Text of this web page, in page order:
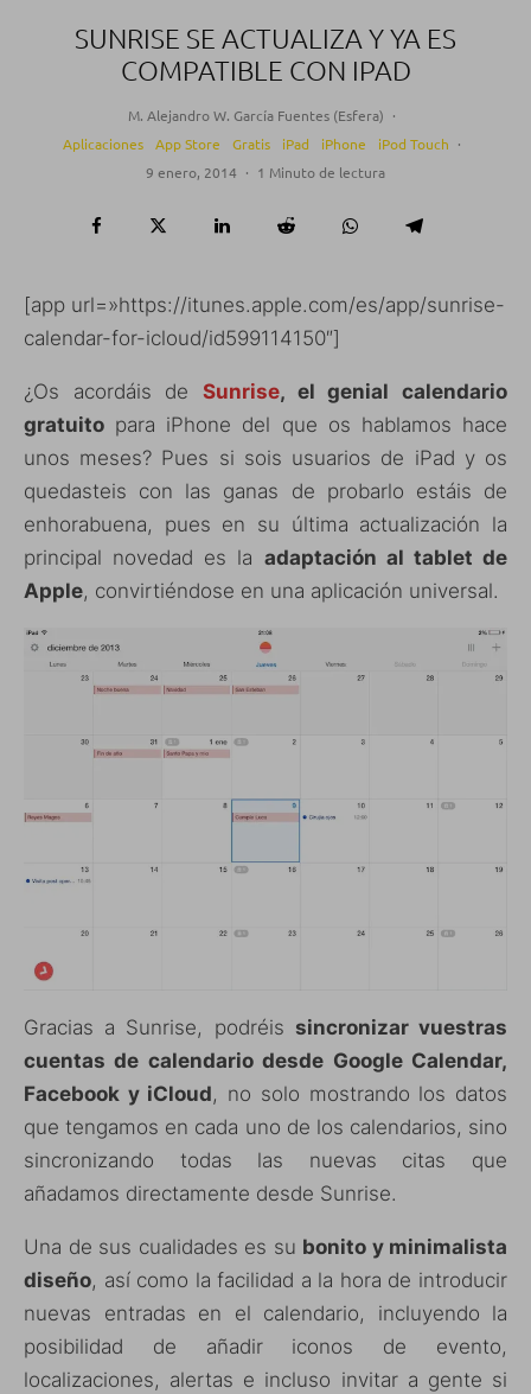
SUNRISE SE ACTUALIZA Y YA ES
COMPATIBLE CON IPAD
M. Alejandro W. García Fuentes (Esfera) ·
Aplicaciones
App Store Gratis iPad iPhone iPod Touch ·
9 enero, 2014 · 1 Minuto de lectura
[app url=»https://itunes.apple.com/es/app/sunrise-
calendar-for-icloud/id599114150″]
¿Os acordáis de Sunrise, el genial calendario
gratuito para iPhone del que os hablamos hace
unos meses? Pues si sois usuarios de iPad y os
quedasteis con las ganas de probarlo estáis de
enhorabuena, pues en su última actualización la
principal novedad es la adaptación al tablet de
Apple, convirtiéndose en una aplicación universal.
Gracias a Sunrise, podréis sincronizar vuestras
cuentas de calendario desde Google Calendar,
Facebook y iCloud, no solo mostrando los datos
que tengamos en cada uno de los calendarios, sino
sincronizando todas las nuevas citas que
añadamos directamente desde Sunrise.
Una de sus cualidades es su bonito y minimalista
diseño, así como la facilidad a la hora de introducir
nuevas entradas en el calendario, incluyendo la
posibilidad de añadir iconos de evento,
localizaciones, alertas e incluso invitar a gente si